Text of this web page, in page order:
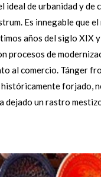
de urbanidad y de
Es innegable que
años del siglo XIX
procesos de
al comercio. Tánger
forjado,
un rastro